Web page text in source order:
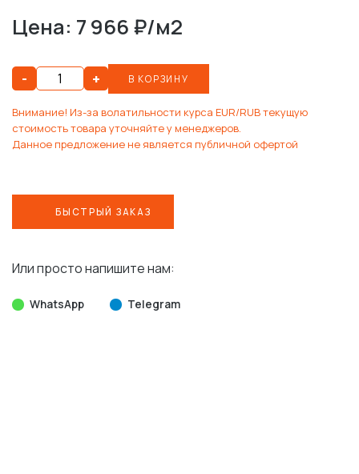
Цена: 7 966 ₽/м2
- + В КОРЗИНУ
Внимание! Из-за волатильности курса EUR/RUB текущую
стоимость товара уточняйте у менеджеров.
Данное предложение не является публичной офертой
БЫСТРЫЙ ЗАКАЗ
Или просто напишите нам:
WhatsApp Telegram